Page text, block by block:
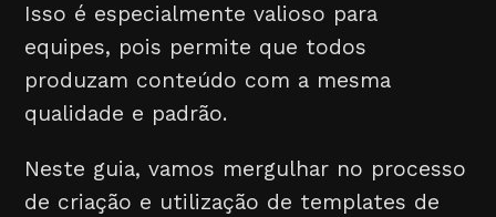
Isso é especialmente valioso para
equipes, pois permite que todos
produzam conteúdo com a mesma
qualidade e padrão.
Neste guia, vamos mergulhar no processo
de criação e utilização de templates de